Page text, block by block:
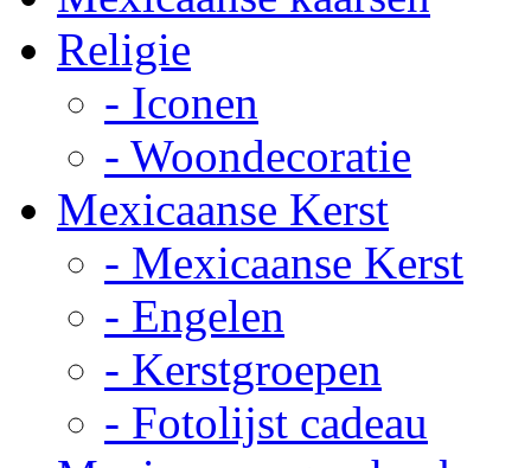
Religie
- Iconen
- Woondecoratie
Mexicaanse Kerst
- Mexicaanse Kerst
- Engelen
- Kerstgroepen
- Fotolijst cadeau